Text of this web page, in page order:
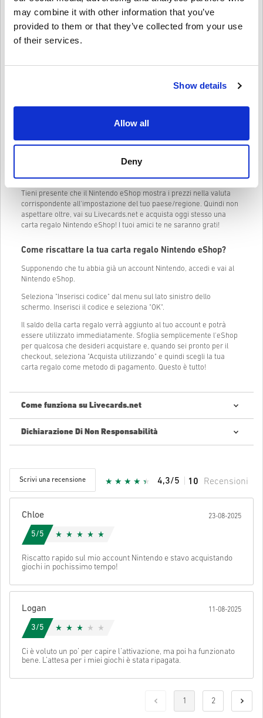
may combine it with other information that you’ve
provided to them or that they’ve collected from your use
of their services.
Show details
Allow all
Deny
Scegliere il regalo perfetto può essere difficile, ma con una carta
regalo Nintendo eShop non puoi sbagliare! I tuoi amici potranno
per i loro giochi preferiti per Nintendo Switch e Wii U.
sui giochi digitali. Che
Nintendo, troveranno sicuramente qualcosa che amano.
Ecco alcuni tagli di Nintendo eShop Card che puoi acquistare:
Carta Nintendo eShop 10 USD
Carta Nintendo eShop 50 USD
Tieni presente che il Nintendo eShop mostra i prezzi nella valuta
corrispondente all'impostazione del tuo paese/regione. Quindi non
aspettare oltre, vai su Livecards.net e acquista oggi stesso una
carta regalo Nintendo eShop! I tuoi amici te ne saranno grati!
Come riscattare la tua carta regalo Nintendo eShop?
Supponendo che tu abbia già un account Nintendo, accedi e vai al
Nintendo eShop.
Seleziona "Inserisci codice" dal menu sul lato sinistro dello
schermo. Inserisci il codice e seleziona "OK".
Il saldo della carta regalo verrà aggiunto al tuo account e potrà
essere utilizzato immediatamente. Sfoglia semplicemente l'eShop
per qualcosa che desideri acquistare e, quando sei pronto per il
checkout, seleziona "Acquista utilizzando" e quindi scegli la tua
carta regalo come metodo di pagamento. Questo è tutto!
Come funziona su Livecards.net
Nuovo su Livecards.net? Acquistare codici digitali è semplice e
veloce:
Guarda la guida rapida sopra oppure segui i passaggi qui sotto 👇
• Inserisci il tuo indirizzo email
• Seleziona il metodo di pagamento preferito
Dichiarazione Di Non Responsabilità
rilascio menzionata, mentre gli articoli in giacenza saranno
forniti istantaneamente dopo aver verificato i parametri di
sicurezza.
accettati.
Tu acquisterai solamente un prodotto digitale.
Per ulteriori informazioni controllate per favore le nostre
FAQs
Se durante l'acquisto si verificasse un qualsiasi tipo di
problema, notificatecelo utilizzando il nostro
Per alcuni prodotti è possibile ricevere più di un codice.
Scrivi una recensione 4,3/5 10 Recensioni
Stella Ricevuta:
Cancella Invia
Chloe 23-08-2025
5/5
Riscatto rapido sul mio account Nintendo e stavo acquistando
giochi in pochissimo tempo!
Logan 11-08-2025
3/5
Ci è voluto un po’ per capire l’attivazione, ma poi ha funzionato
bene. L’attesa per i miei giochi è stata ripagata.
1 2